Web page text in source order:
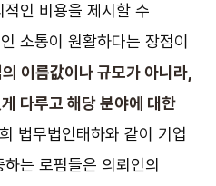
인 비용을 제시할 수
소통이 원활하다는 장점이
이름값이나 규모가 아니라,
다루고 해당 분야에 대한
법무법인태하와 같이 기업
는 로펌들은 의뢰인의